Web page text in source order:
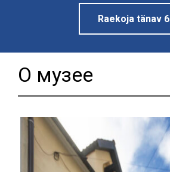
Raekoja tänav 6
О музее